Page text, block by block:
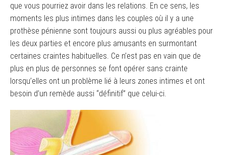
que vous pourriez avoir dans les relations. En ce sens, les
moments les plus intimes dans les couples où il y a une
prothèse pénienne sont toujours aussi ou plus agréables pour
les deux parties et encore plus amusants en surmontant
certaines craintes habituelles. Ce n’est pas en vain que de
plus en plus de personnes se font opérer sans crainte
lorsqu’elles ont un problème lié à leurs zones intimes et ont
besoin d’un remède aussi “définitif” que celui-ci.